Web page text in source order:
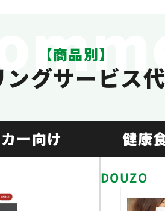
【商品別】
ングサービス
ー向け 健康
DOUZO